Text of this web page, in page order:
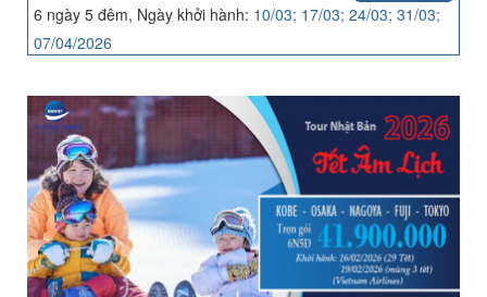
6 ngày 5 đêm, Ngày khởi hành: 10/03; 17/03; 24/03; 31/03;
07/04/2026